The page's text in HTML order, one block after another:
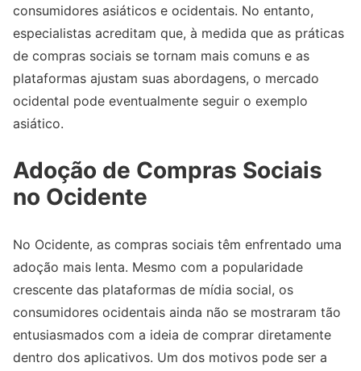
consumidores asiáticos e ocidentais. No entanto,
especialistas acreditam que, à medida que as práticas
de compras sociais se tornam mais comuns e as
plataformas ajustam suas abordagens, o mercado
ocidental pode eventualmente seguir o exemplo
asiático.
Adoção de Compras Sociais
no Ocidente
No Ocidente, as compras sociais têm enfrentado uma
adoção mais lenta. Mesmo com a popularidade
crescente das plataformas de mídia social, os
consumidores ocidentais ainda não se mostraram tão
entusiasmados com a ideia de comprar diretamente
dentro dos aplicativos. Um dos motivos pode ser a